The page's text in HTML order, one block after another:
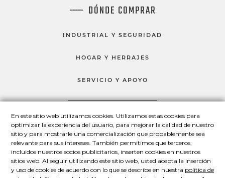
En este sitio web utilizamos cookies. Utilizamos estas cookies para
optimizar la experiencia del usuario, para mejorar la calidad de nuestro
sitio y para mostrarle una comercialización que probablemente sea
relevante para sus intereses. También permitimos que terceros,
incluidos nuestros socios publicitarios, inserten cookies en nuestros
sitios web. Al seguir utilizando este sitio web, usted acepta la inserción
y uso de cookies de acuerdo con lo que se describe en nuestra política de
DÓNDE COMPRAR
INDUSTRIAL Y SEGURIDAD
HOGAR Y HERRAJES
SERVICIO Y APOYO
HABLEMOS
Master Lock en Facebook
Master Lock en LinkedIn
Master Lock en Twitter
Master Lock en